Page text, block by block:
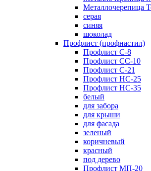
Металлочерепица
серая
синяя
шоколад
Профлист (профнастил)
Профлист С-8
Профлист СС-10
Профлист C-21
Профлист НС-25
Профлист НС-35
белый
для забора
для крыши
для фасада
зеленый
коричневый
красный
под дерево
Профлист МП-20